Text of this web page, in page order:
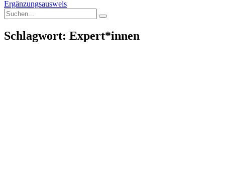
Ergänzungsausweis
Schlagwort: Expert*innen